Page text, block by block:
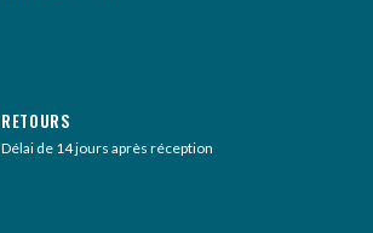
RETOURS
Délai de 14 jours après réception